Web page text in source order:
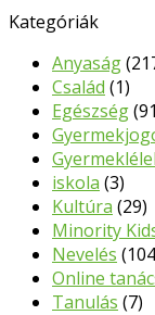
Kategóriák
Anyaság
Család (1)
Egészség
iskola (3)
Kultúra (29)
Minority
Nevelés
Online
Tanulás (7)